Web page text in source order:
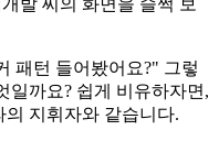
발 씨의 화면을 슬쩍 보
패턴 들어봤어요?" 그렇
일까요? 쉽게 비유하자면,
지휘자와 같습니다.